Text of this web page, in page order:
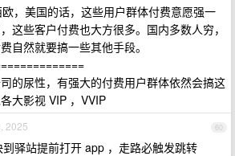
欧，美国的话，这些用户群体付费意愿强一
这些客户付费也大方很多。国内多数人穷，
自然就要搞一些其他手段。
的尿性，有强大的付费用户群体依然会搞这
大影视 VIP ，VVIP
60
2025
驿站提前打开 app ，走路必触发跳转